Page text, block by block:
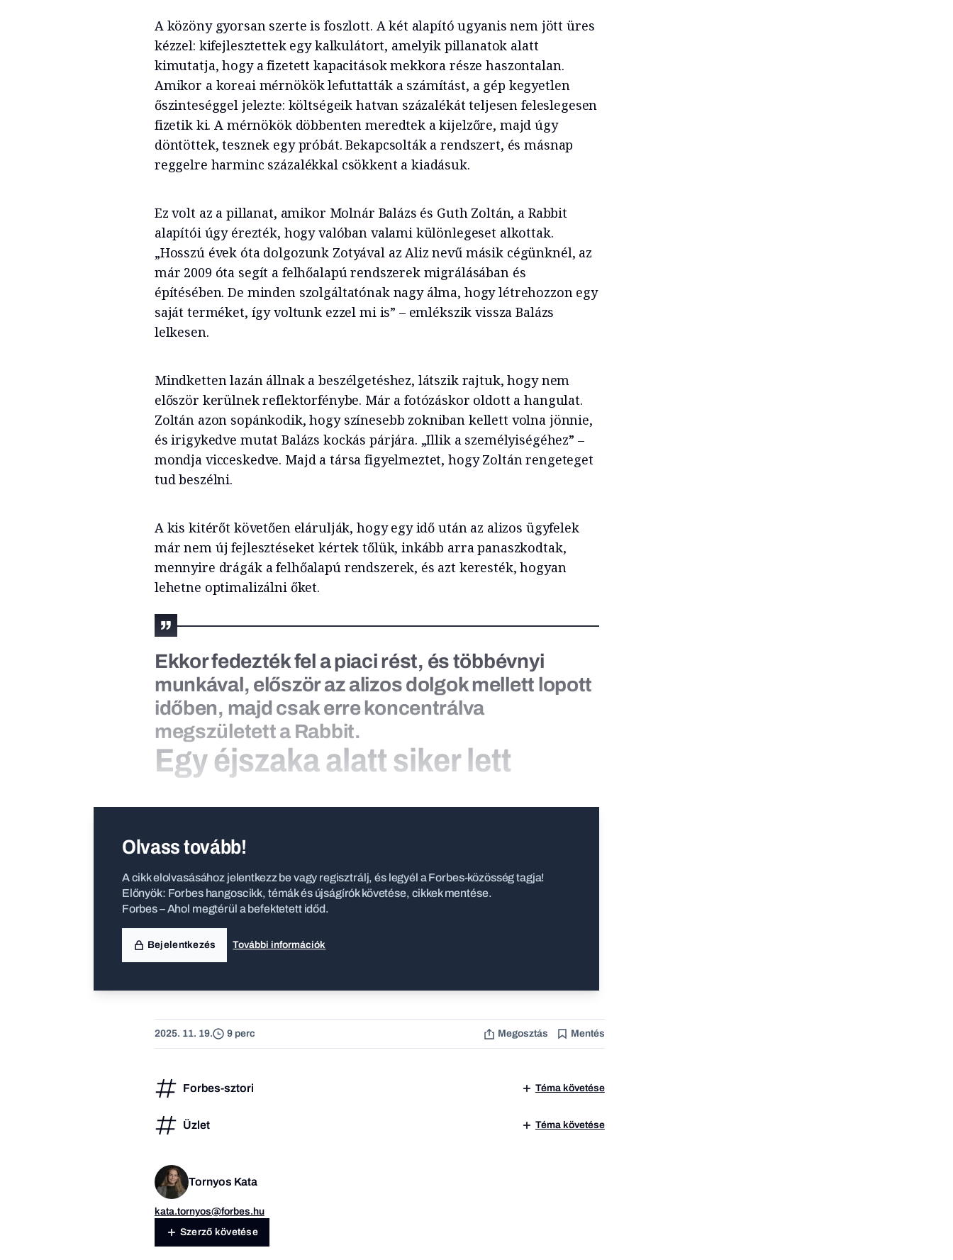
A közöny gyorsan szerte is foszlott. A két alapító ugyanis nem jött üres
kézzel: kifejlesztettek egy kalkulátort, amelyik pillanatok alatt
kimutatja, hogy a fizetett kapacitások mekkora része haszontalan.
Amikor a koreai mérnökök lefuttatták a számítást, a gép kegyetlen
őszinteséggel jelezte: költségeik hatvan százalékát teljesen feleslegesen
fizetik ki. A mérnökök döbbenten meredtek a kijelzőre, majd úgy
döntöttek, tesznek egy próbát. Bekapcsolták a rendszert, és másnap
reggelre harminc százalékkal csökkent a kiadásuk.
Ez volt az a pillanat, amikor Molnár Balázs és Guth Zoltán, a Rabbit
alapítói úgy érezték, hogy valóban valami különlegeset alkottak.
„Hosszú évek óta dolgozunk Zotyával az Aliz nevű másik cégünknél, az
már 2009 óta segít a felhőalapú rendszerek migrálásában és
építésében. De minden szolgáltatónak nagy álma, hogy létrehozzon egy
saját terméket, így voltunk ezzel mi is” – emlékszik vissza Balázs
lelkesen.
Mindketten lazán állnak a beszélgetéshez, látszik rajtuk, hogy nem
először kerülnek reflektorfénybe. Már a fotózáskor oldott a hangulat.
Zoltán azon sopánkodik, hogy színesebb zokniban kellett volna jönnie,
és irigykedve mutat Balázs kockás párjára. „Illik a személyiségéhez” –
mondja vicceskedve. Majd a társa figyelmeztet, hogy Zoltán rengeteget
tud beszélni.
A kis kitérőt követően elárulják, hogy egy idő után az alizos ügyfelek
már nem új fejlesztéseket kértek tőlük, inkább arra panaszkodtak,
mennyire drágák a felhőalapú rendszerek, és azt keresték, hogyan
lehetne optimalizálni őket.
Ekkor fedezték fel a piaci rést, és többévnyi
munkával, először az alizos dolgok mellett lopott
időben, majd csak erre koncentrálva
megszületett a Rabbit.
Egy éjszaka alatt siker lett
Olvass tovább!
A cikk elolvasásához jelentkezz be vagy regisztrálj, és legyél a Forbes-közösség tagja!
Előnyök: Forbes hangoscikk, témák és újságírók követése, cikkek mentése.
Forbes – Ahol megtérül a befektetett időd.
Bejelentkezés További információk
2025. 11. 19. 9 perc Megosztás Mentés
Forbes-sztori Téma követése
Üzlet Téma követése
Tornyos Kata
kata.tornyos@forbes.hu
Szerző követése